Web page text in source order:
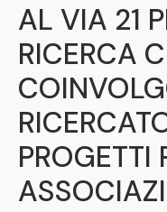
AL VIA 21
RICERCA
PROGETTI